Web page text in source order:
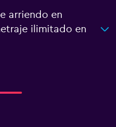
arriendo en
ilimitado en